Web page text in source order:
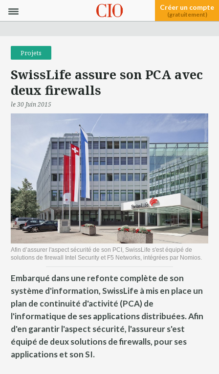
Créer un compte
(gratuitement)
Projets
SwissLife assure son PCA avec
deux firewalls
le 30 Juin 2015
Afin d’assurer l'aspect sécurité de son PCI, SwissLife s'est équipé de
solutions de firewall Intel Security et F5 Networks, intégrées par Nomios.
Embarqué dans une refonte complète de son
système d'information, SwissLife à mis en place un
plan de continuité d'activité (PCA) de
l'informatique de ses applications distribuées. Afin
d'en garantir l'aspect sécurité, l'assureur s'est
équipé de deux solutions de firewalls, pour ses
applications et son SI.